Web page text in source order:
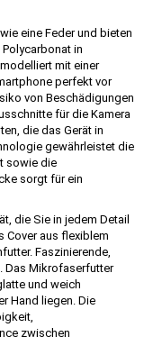
eine Feder und bieten
in
mit einer
perfekt vor
von Beschädigungen
für die Kamera
die das Gerät in
gewährleistet die
sowie die
sorgt für ein
die Sie in jedem Detail
Cover aus flexiblem
Faszinierende,
Das Mikrofaserfutter
und weich
Hand liegen. Die
zwischen